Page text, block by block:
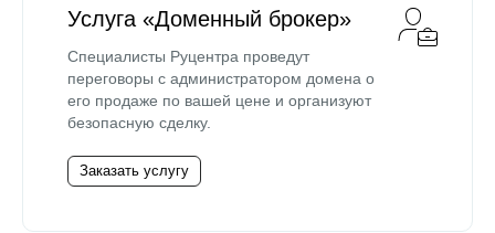
Услуга «Доменный брокер»
Специалисты Руцентра проведут
переговоры с администратором домена о
его продаже по вашей цене и организуют
безопасную сделку.
Заказать услугу